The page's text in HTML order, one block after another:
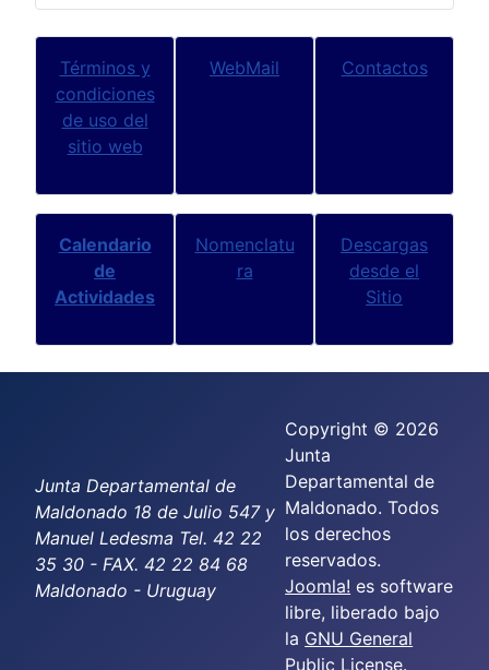
Términos y
condiciones
de uso del
sitio web
WebMail Contactos
Calendario
de
Actividades
Nomenclatu
ra
Descargas
desde el
Sitio
Junta Departamental de
Maldonado 18 de Julio 547 y
Manuel Ledesma Tel. 42 22
35 30 - FAX. 42 22 84 68
Maldonado - Uruguay
Copyright © 2026
Junta
Departamental de
Maldonado. Todos
los derechos
reservados.
Joomla! es software
libre, liberado bajo
la GNU General
Public License.